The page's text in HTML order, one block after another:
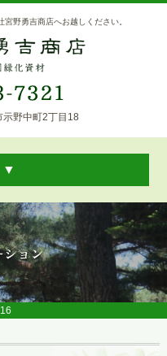
野勇吉商店へお越しください。
野中町2丁目18
▼